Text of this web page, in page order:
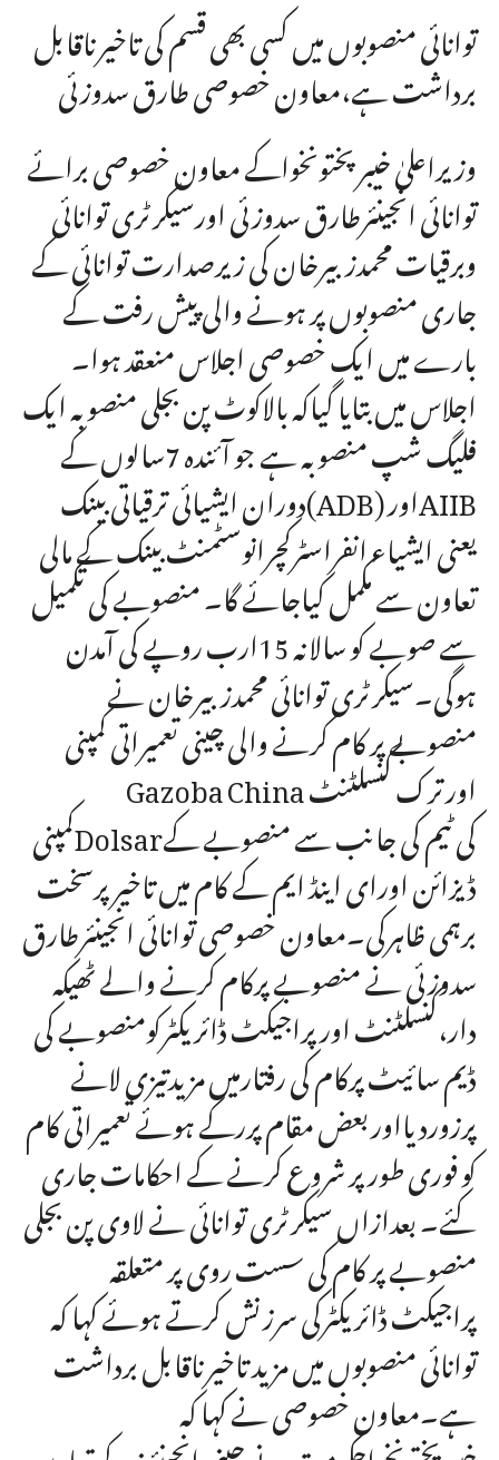
توانائی منصوبوں میں کسی بھی قسم کی تاخیرناقابل
برداشت ہے،معاون خصوصی طارق سدوزئی
وزیراعلیٰ خیبرپختونخواکے معاون خصوصی برائے
توانائی انجینئرطارق سدوزئی اورسیکرٹری توانائی
وبرقیات محمدزبیرخان کی زیرصدارت توانائی کے
جاری منصوبوں پر ہونے والی پیش رفت کے
بارے میں ایک خصوصی اجلاس منعقد ہوا۔
اجلاس میں بتایا گیاکہ بالاکوٹ پن بجلی منصوبہ ایک
فلیگ شپ منصوبہ ہے جو آئندہ 7سالوں کے
دوران ایشیائی ترقیاتی بینک(ADB) اورAIIB
یعنی ایشیاء انفراسٹرکچرانوسٹمنٹ بینک کے مالی
تعاون سے مکمل کیاجائے گا۔ منصوبے کی تکمیل
سے صوبے کو سالانہ 15ارب روپے کی آمدن
ہوگی۔سیکرٹری توانائی محمدزبیرخان نے
منصوبے پر کام کرنے والی چینی تعمیراتی کمپنی
Gazoba China اورترک کنسلٹنٹ
کمپنیDolsarکی ٹیم کی جانب سے منصوبے کے
ڈیزائن اورای اینڈ ایم کے کام میں تاخیرپرسخت
برہمی ظاہرکی۔معاون خصوصی توانائی انجینئرطارق
سدوزئی نے منصوبے پرکام کرنے والے ٹھیکہ
دار،کنسلٹنٹ اورپراجیکٹ ڈائریکٹرکومنصوبے کی
ڈیم سائیٹ پرکام کی رفتارمیں مزیدتیزی لانے
پرزوردیااوربعض مقام پررکے ہوئے تعمیراتی کام
کو فوری طورپر شروع کرنے کے احکامات جاری
کئے۔ بعدازاں سیکرٹری توانائی نے لاوی پن بجلی
منصوبے پر کام کی سست روی پر متعلقہ
پراجیکٹ ڈائریکٹرکی سرزنش کرتے ہوئے کہا کہ
توانائی منصوبوں میں مزید تاخیرناقابل برداشت
ہے۔معاون خصوصی نے کہا کہ